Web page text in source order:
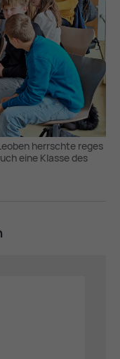
herrschte reges
eine Klasse des